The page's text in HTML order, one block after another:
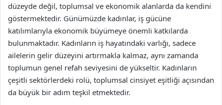
düzeyde değil, toplumsal ve ekonomik alanlarda da kendini
göstermektedir. Günümüzde kadınlar, iş gücüne
katılımlarıyla ekonomik büyümeye önemli katkılarda
bulunmaktadır. Kadınların iş hayatındaki varlığı, sadece
ailelerin gelir düzeyini artırmakla kalmaz, aynı zamanda
toplumun genel refah seviyesini de yükseltir. Kadınların
çeşitli sektörlerdeki rolü, toplumsal cinsiyet eşitliği açısından
da büyük bir adım teşkil etmektedir.